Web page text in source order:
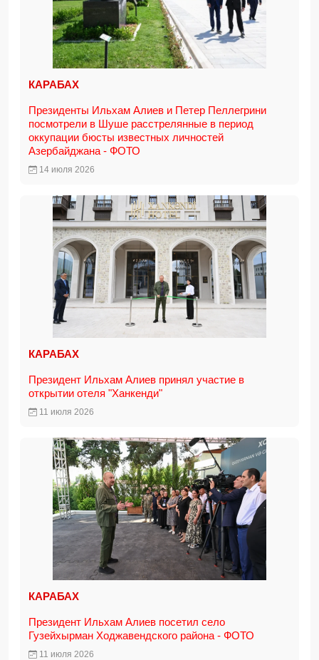
КАРАБАХ
Президенты Ильхам Алиев и Петер Пеллегрини
посмотрели в Шуше расстрелянные в период
оккупации бюсты известных личностей
Азербайджана - ФОТО
14 июля 2026
КАРАБАХ
Президент Ильхам Алиев принял участие в
открытии отеля "Ханкенди"
11 июля 2026
КАРАБАХ
Президент Ильхам Алиев посетил село
Гузейхырман Ходжавендского района - ФОТО
11 июля 2026